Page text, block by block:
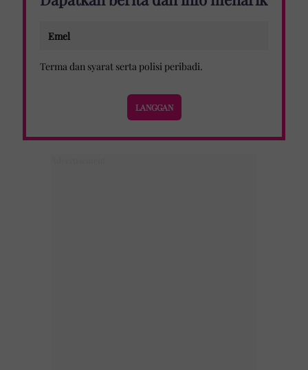
Terma dan syarat serta polisi peribadi.